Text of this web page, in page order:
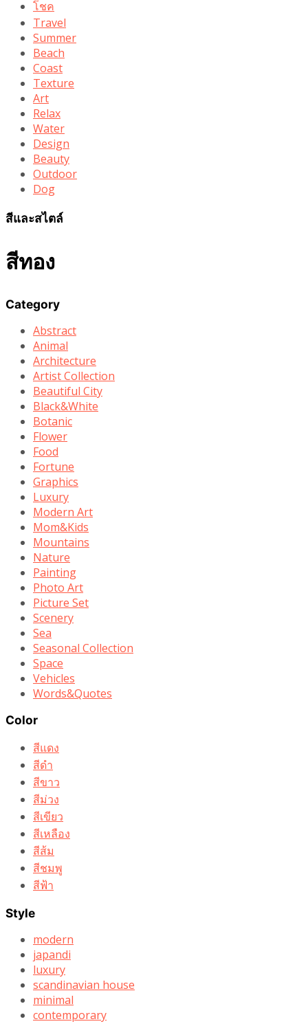
โชค
Travel
Summer
Beach
Coast
Texture
Art
Relax
Water
Design
Beauty
Outdoor
Dog
สีและสไตล์
สีทอง
Category
Abstract
Animal
Architecture
Artist Collection
Beautiful City
Black&White
Botanic
Flower
Food
Fortune
Graphics
Luxury
Modern Art
Mom&Kids
Mountains
Nature
Painting
Photo Art
Picture Set
Scenery
Sea
Seasonal Collection
Space
Vehicles
Words&Quotes
Color
สีแดง
สีดำ
สีขาว
สีม่วง
สีเขียว
สีเหลือง
สีส้ม
สีชมพู
สีฟ้า
Style
modern
japandi
luxury
scandinavian house
minimal
contemporary